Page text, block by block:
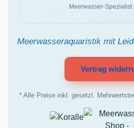
Meerwasser-Spezialist
Meerwasseraquaristik mit
Vertrag
* Alle Preise inkl. gesetzl.